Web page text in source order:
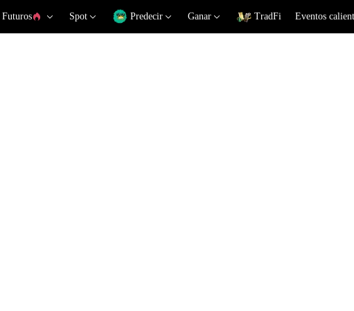
Futuros Spot Predecir Ganar TradFi Eventos